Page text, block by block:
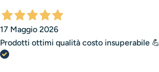
17 Maggio 2026
Prodotti ottimi qualità costo insuperabile